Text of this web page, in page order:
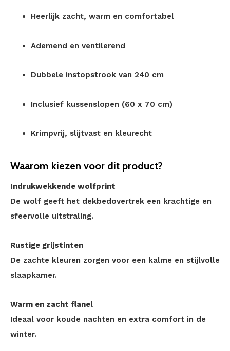
Heerlijk zacht, warm en comfortabel
Ademend en ventilerend
Dubbele instopstrook van 240 cm
Inclusief kussenslopen (60 x 70 cm)
Krimpvrij, slijtvast en kleurecht
Waarom kiezen voor dit product?
Indrukwekkende wolfprint
De wolf geeft het dekbedovertrek een krachtige en
sfeervolle uitstraling.
Rustige grijstinten
De zachte kleuren zorgen voor een kalme en stijlvolle
slaapkamer.
Warm en zacht flanel
Ideaal voor koude nachten en extra comfort in de
winter.